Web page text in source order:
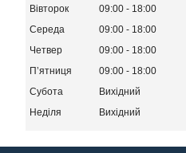
Вівторок 09:00
18:00
Середа
09:00
18:00
Четвер
09:00
18:00
Пʼятниця
09:00
18:00
Субота
Вихідний
Неділя
Вихідний